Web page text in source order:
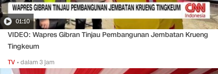
01:10
VIDEO: Wapres Gibran Tinjau Pembangunan Jembatan Krueng
Tingkeum
TV •dalam 3 jam